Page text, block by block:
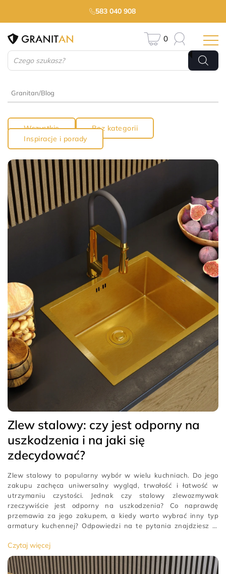
583 040 908
Wyszukiwarka
produktów
0
Granitan/Blog
Wszystkie
Bez kategorii
Inspiracje i porady
Zlew stalowy: czy jest odporny na
uszkodzenia i na jaki się
zdecydować?
Zlew stalowy to popularny wybór w wielu kuchniach. Do jego
zakupu zachęca uniwersalny wygląd, trwałość i łatwość w
utrzymaniu czystości. Jednak czy stalowy zlewozmywak
rzeczywiście jest odporny na uszkodzenia? Co naprawdę
przemawia za jego zakupem, a kiedy warto wybrać inny typ
armatury kuchennej? Odpowiedzi na te pytania znajdziesz w
Czytaj więcej